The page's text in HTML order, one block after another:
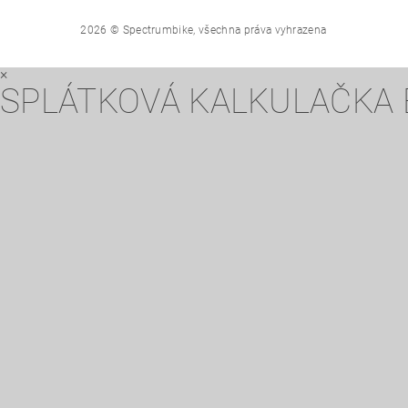
2026 © Spectrumbike, všechna práva vyhrazena
×
SPLÁTKOVÁ KALKULAČKA